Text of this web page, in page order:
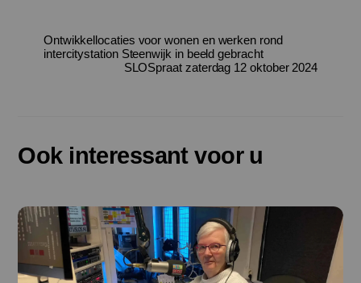
Ontwikkellocaties voor wonen en werken rond
intercitystation Steenwijk in beeld gebracht
SLOSpraat zaterdag 12 oktober 2024
Ook interessant voor u